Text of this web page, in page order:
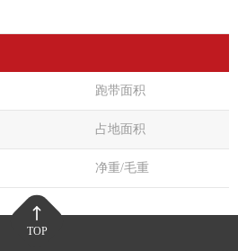
跑带面积
占地面积
净重/毛重
TOP